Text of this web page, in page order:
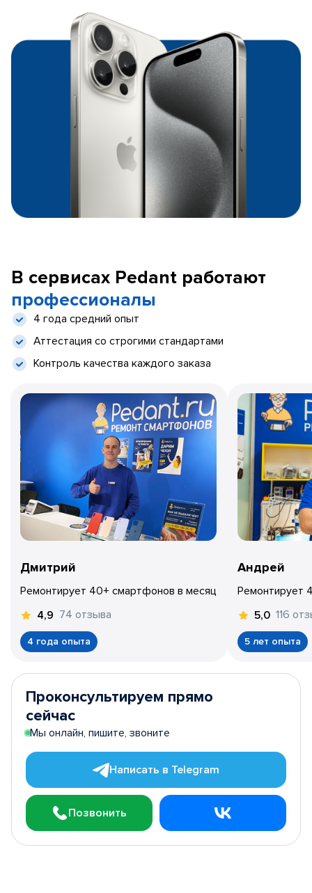
В сервисах Pedant работают
профессионалы
4 года средний опыт
Аттестация со строгими стандартами
Контроль качества каждого заказа
Дмитрий
Ремонтирует 40+ смартфонов в месяц
4,9 74 отзыва
4 года опыта
Андрей
Ремонтирует
5,0 116
5 лет опыта
Проконсультируем прямо
сейчас
Мы онлайн, пишите, звоните
Написать в Telegram
Позвонить